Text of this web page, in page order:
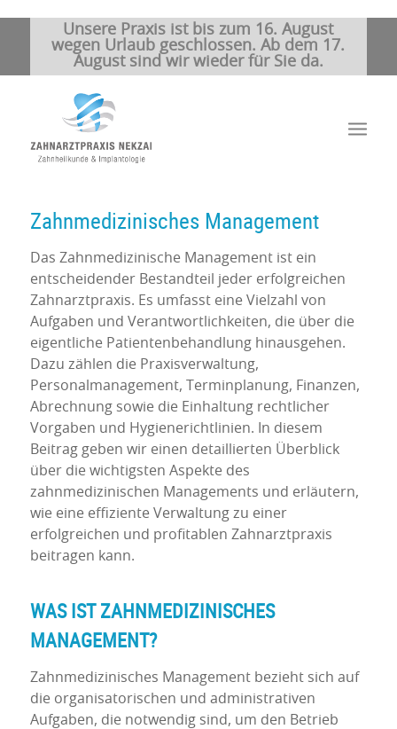
Unsere Praxis ist bis zum 16. August
wegen Urlaub geschlossen. Ab dem 17.
August sind wir wieder für Sie da.
Zahnmedizinisches Management
Das Zahnmedizinische Management ist ein
entscheidender Bestandteil jeder erfolgreichen
Zahnarztpraxis. Es umfasst eine Vielzahl von
Aufgaben und Verantwortlichkeiten, die über die
eigentliche Patientenbehandlung hinausgehen.
Dazu zählen die Praxisverwaltung,
Personalmanagement, Terminplanung, Finanzen,
Abrechnung sowie die Einhaltung rechtlicher
Vorgaben und Hygienerichtlinien. In diesem
Beitrag geben wir einen detaillierten Überblick
über die wichtigsten Aspekte des
zahnmedizinischen Managements und erläutern,
wie eine effiziente Verwaltung zu einer
erfolgreichen und profitablen Zahnarztpraxis
beitragen kann.
WAS IST ZAHNMEDIZINISCHES
MANAGEMENT?
Zahnmedizinisches Management bezieht sich auf
die organisatorischen und administrativen
Aufgaben, die notwendig sind, um den Betrieb